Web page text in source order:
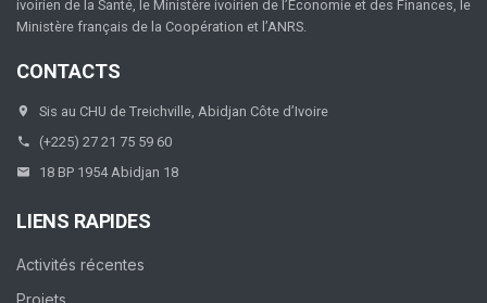
ivoirien de la Santé, le Ministère ivoirien de l’Economie et des Finances, le
Ministère français de la Coopération et l’ANRS.
CONTACTS
Sis au CHU de Treichville, Abidjan Côte d’Ivoire
(+225) 27 21 75 59 60
18 BP 1954 Abidjan 18
LIENS RAPIDES
Activités récentes